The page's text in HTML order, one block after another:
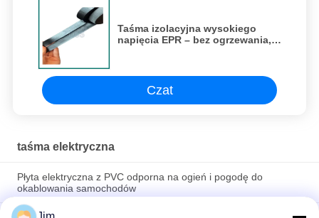
Taśma izolacyjna wysokiego
napięcia EPR – bez ogrzewania,
Czat
taśma elektryczna
Płyta elektryczna z PVC odporna na ogień i pogodę do
okablowania samochodów